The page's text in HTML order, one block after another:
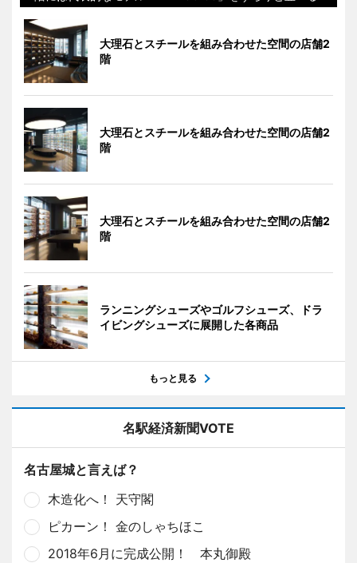
大理石とスチールを組み合わせた空間の店舗2
階
大理石とスチールを組み合わせた空間の店舗2
階
大理石とスチールを組み合わせた空間の店舗2
階
ランニングシューズやゴルフシューズ、ドラ
イビングシューズに展開した各商品
もっと見る
名駅経済新聞VOTE
名古屋城と言えば？
木造化へ！ 天守閣
ピカーン！ 金のしゃちほこ
2018年6月に完成公開！ 本丸御殿